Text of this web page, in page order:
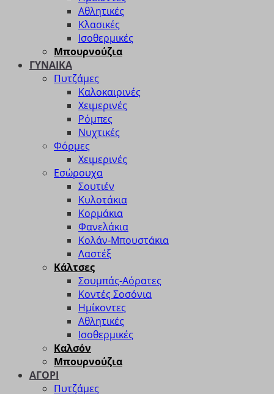
Αθλητικές
Κλασικές
Ισοθερμικές
Μπουρνούζια
ΓΥΝΑΙΚΑ
Πυτζάμες
Καλοκαιρινές
Χειμερινές
Ρόμπες
Νυχτικές
Φόρμες
Χειμερινές
Εσώρουχα
Σουτιέν
Κυλοτάκια
Κορμάκια
Φανελάκια
Κολάν-Μπουστάκια
Λαστέξ
Κάλτσες
Σουμπάς-Αόρατες
Κοντές Σοσόνια
Ημίκοντες
Αθλητικές
Ισοθερμικές
Καλσόν
Μπουρνούζια
ΑΓΟΡΙ
Πυτζάμες